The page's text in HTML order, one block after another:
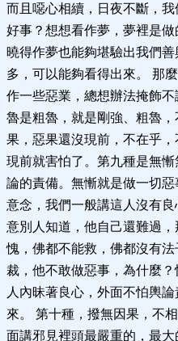
而且噁心相續，日夜不斷，
好事？想想看作夢，夢裡是
曉得作夢也能夠堪驗出我們
多，可以能夠看得出來。 那
作一些惡業，總想辦法掩飾
魯是粗魯，就是剛強、粗魯
果，惡果還沒現前，不在乎
現前就害怕了。第九種是無
論的責備。無慚就是做一切
意念，我們一般講這人沒有
意別人知道，他自己還難過
愧，佛都不能救，佛都沒有
裁，他不敢做惡事，為什麼
人內昧著良心，外面不怕輿
來。 第十種，撥無因果，不
面講邪見裡頭最嚴重的，最